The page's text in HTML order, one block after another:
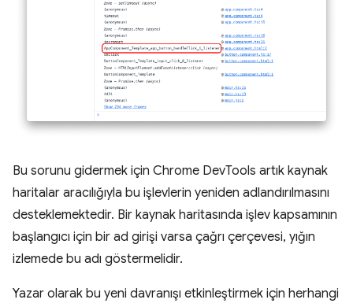
Bu sorunu gidermek için Chrome DevTools artık kaynak
haritalar aracılığıyla bu işlevlerin yeniden adlandırılmasını
desteklemektedir. Bir kaynak haritasında işlev kapsamının
başlangıcı için bir ad girişi varsa çağrı çerçevesi, yığın
izlemede bu adı göstermelidir.
Yazar olarak bu yeni davranışı etkinleştirmek için herhangi